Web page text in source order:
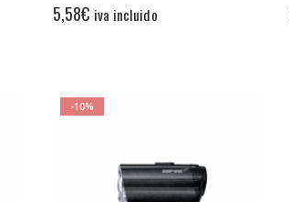
5,58€ iva incluido
-10%